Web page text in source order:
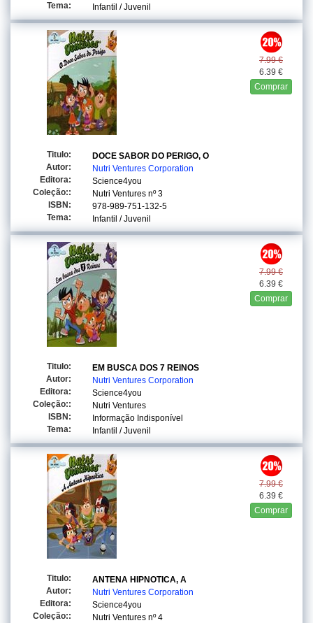
Tema:
Infantil / Juvenil
7.99 €
6.39 €
Comprar
Titulo:
DOCE SABOR DO PERIGO, O
Autor:
Nutri Ventures Corporation
Editora:
Science4you
Coleção::
Nutri Ventures nº 3
ISBN:
978-989-751-132-5
Tema:
Infantil / Juvenil
7.99 €
6.39 €
Comprar
Titulo:
EM BUSCA DOS 7 REINOS
Autor:
Nutri Ventures Corporation
Editora:
Science4you
Coleção::
Nutri Ventures
ISBN:
Informação Indisponível
Tema:
Infantil / Juvenil
7.99 €
6.39 €
Comprar
Titulo:
ANTENA HIPNOTICA, A
Autor:
Nutri Ventures Corporation
Editora:
Science4you
Coleção::
Nutri Ventures nº 4